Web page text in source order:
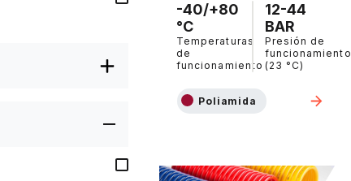
-40/+80
°C
Temperaturas
de
funcionamiento
12-44
BAR
Presión de
funcionamiento
(23 °C)
Poliamida